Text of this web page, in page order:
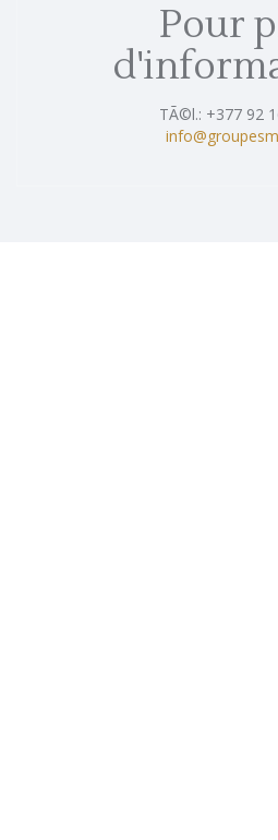
Pour
TÃ©l.: +377 92